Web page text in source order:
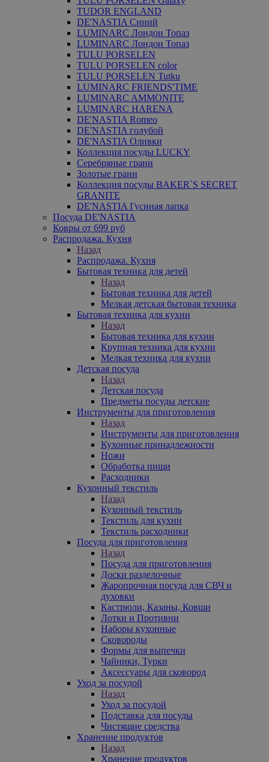
TUDOR ENGLAND
DE'NASTIA Синий
LUMINARC Лондон Топаз
LUMINARC Лондон Топаз
TULU PORSELEN
TULU PORSELEN color
TULU PORSELEN Tutku
LUMINARC FRIENDS'TIME
LUMINARC AMMONITE
LUMINARC HARENA
DE'NASTIA Romeo
DE'NASTIA голубой
DE'NASTIA Оливки
Коллекция посуды LUCKY
Серебряные грани
Золотые грани
Коллекция посуды BAKER`S SECRET
GRANITE
DE'NASTIA Гусиная лапка
Посуда DE'NASTIA
Ковры от 699 руб
Распродажа. Кухня
Назад
Распродажа. Кухня
Бытовая техника для детей
Назад
Бытовая техника для детей
Мелкая детская бытовая техника
Бытовая техника для кухни
Назад
Бытовая техника для кухни
Крупная техника для кухни
Мелкая техника для кухни
Детская посуда
Назад
Детская посуда
Предметы посуды детские
Инструменты для приготовления
Назад
Инструменты для приготовления
Кухонные принадлежности
Ножи
Обработка пищи
Расходники
Кухонный текстиль
Назад
Кухонный текстиль
Текстиль для кухни
Текстиль расходники
Посуда для приготовления
Назад
Посуда для приготовления
Доски разделочные
Жаропрочная посуда для СВЧ и
духовки
Кастрюли, Казаны, Ковши
Лотки и Противни
Наборы кухонные
Сковороды
Формы для выпечки
Чайники, Турки
Аксессуары для сковород
Уход за посудой
Назад
Уход за посудой
Подставка для посуды
Чистящие средства
Хранение продуктов
Назад
Хранение продуктов